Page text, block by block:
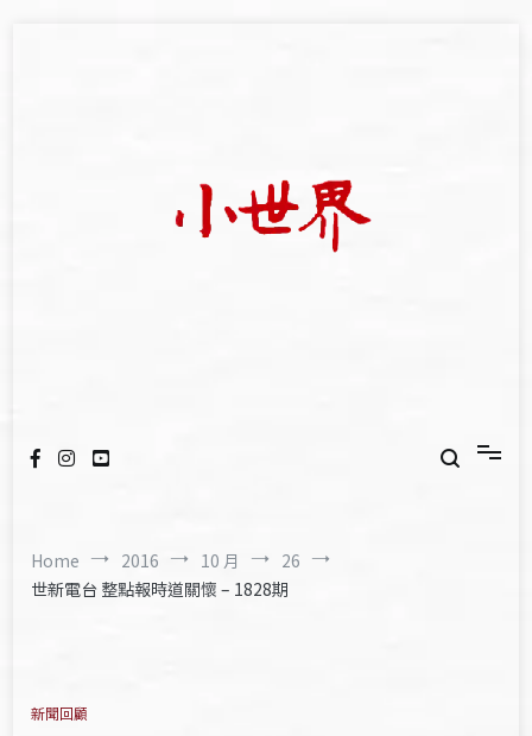
Home 2016 10 月
26
世新電台 整點報時道關懷 – 1828期
新聞回顧